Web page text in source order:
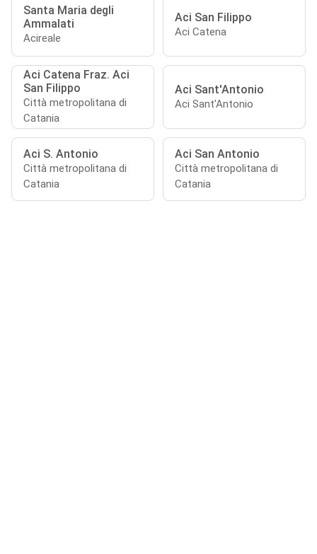
Santa Maria degli
Ammalati
Acireale
Aci San Filippo
Aci Catena
Aci Catena Fraz. Aci
San Filippo
Città metropolitana di
Catania
Aci Sant'Antonio
Aci Sant'Antonio
Aci S. Antonio
Città metropolitana di
Catania
Aci San Antonio
Città metropolitana di
Catania